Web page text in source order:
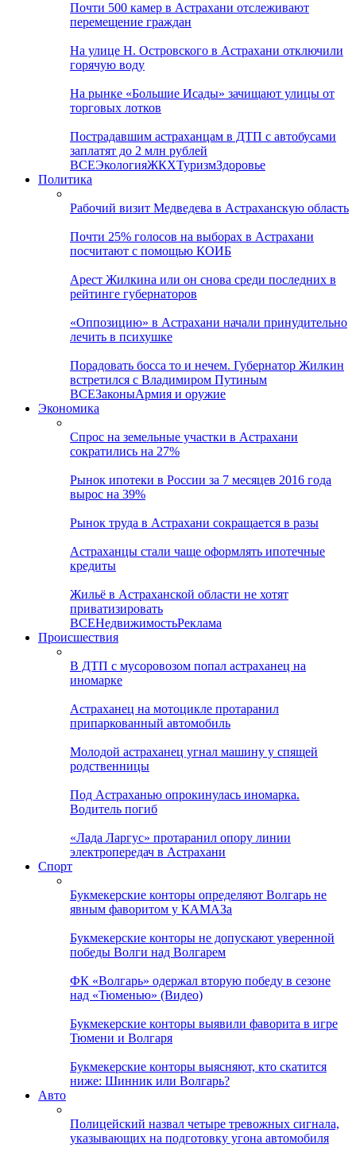
Почти 500 камер в Астрахани отслеживают
перемещение граждан
На улице Н. Островского в Астрахани отключили
горячую воду
На рынке «Большие Исады» зачищают улицы от
торговых лотков
Пострадавшим астраханцам в ДТП с автобусами
заплатят до 2 млн рублей
ВСЕЭкологияЖКХТуризмЗдоровье
Политика
Рабочий визит Медведева в Астраханскую область
Почти 25% голосов на выборах в Астрахани
посчитают с помощью КОИБ
Арест Жилкина или он снова среди последних в
рейтинге губернаторов
«Оппозицию» в Астрахани начали принудительно
лечить в психушке
Порадовать босса то и нечем. Губернатор Жилкин
встретился с Владимиром Путиным
ВСЕЗаконыАрмия и оружие
Экономика
Спрос на земельные участки в Астрахани
сократились на 27%
Рынок ипотеки в России за 7 месяцев 2016 года
вырос на 39%
Рынок труда в Астрахани сокращается в разы
Астраханцы стали чаще оформлять ипотечные
кредиты
Жильё в Астраханской области не хотят
приватизировать
ВСЕНедвижимостьРеклама
Происшествия
В ДТП с мусоровозом попал астраханец на
иномарке
Астраханец на мотоцикле протаранил
припаркованный автомобиль
Молодой астраханец угнал машину у спящей
родственницы
Под Астраханью опрокинулась иномарка.
Водитель погиб
«Лада Ларгус» протаранил опору линии
электропередач в Астрахани
Спорт
Букмекерские конторы определяют Волгарь не
явным фаворитом у КАМАЗа
Букмекерские конторы не допускают уверенной
победы Волги над Волгарем
ФК «Волгарь» одержал вторую победу в сезоне
над «Тюменью» (Видео)
Букмекерские конторы выявили фаворита в игре
Тюмени и Волгаря
Букмекерские конторы выясняют, кто скатится
ниже: Шинник или Волгарь?
Авто
Полицейский назвал четыре тревожных сигнала,
указывающих на подготовку угона автомобиля